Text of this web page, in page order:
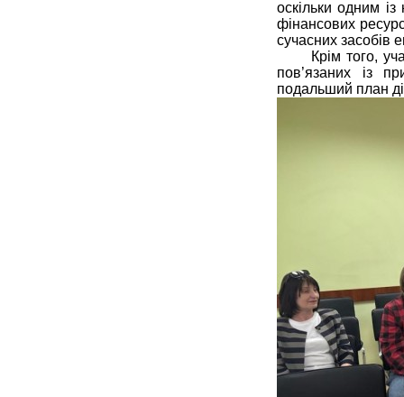
оскільки одним
фінансових
сучасних засобів
Крім того,
пов’язаних із
подальший план